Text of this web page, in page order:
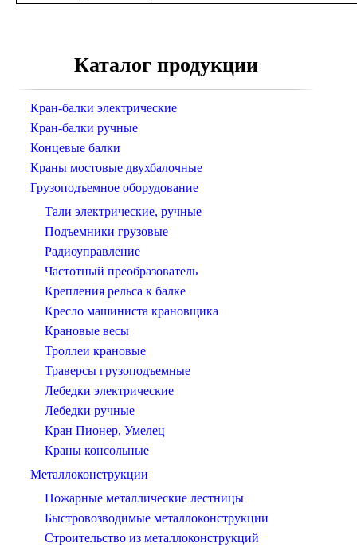
Каталог продукции
Кран-балки электрические
Кран-балки ручные
Концевые балки
Краны мостовые двухбалочные
Грузоподъемное оборудование
Тали электрические, ручные
Подъемники грузовые
Радиоуправление
Частотный преобразователь
Крепления рельса к балке
Кресло машиниста крановщика
Крановые весы
Троллеи крановые
Траверсы грузоподъемные
Лебедки электрические
Лебедки ручные
Кран Пионер, Умелец
Краны консольные
Металлоконструкции
Пожарные металлические лестницы
Быстровозводимые металлоконструкции
Строительство из металлоконструкций